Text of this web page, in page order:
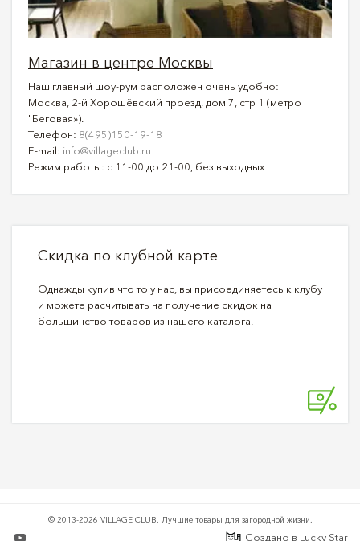
Магазин в центре Москвы
Наш главный шоу-рум расположен очень удобно:
Москва, 2-й Хорошёвский проезд, дом 7, стр 1 (метро
"Беговая»).
Телефон: 8(495)150-19-18
E-mail: info@villageclub.ru
Режим работы: с 11-00 до 21-00, без выходных
Скидка по клубной карте
Однажды купив что то у нас, вы присоединяетесь к клубу
и можете расчитывать на получение скидок на
большинство товаров из нашего каталога.
© 2013-2026 VILLAGE CLUB. Лучшие товары для загородной жизни.
Создано в Lucky Star